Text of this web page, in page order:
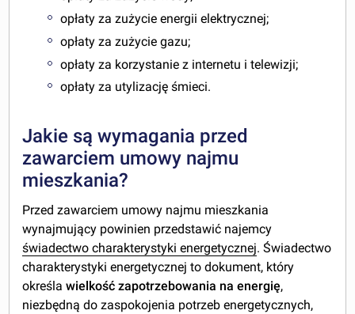
opłaty za zużycie energii elektrycznej;
opłaty za zużycie gazu;
opłaty za korzystanie z internetu i telewizji;
opłaty za utylizację śmieci.
Jakie są wymagania przed
zawarciem umowy najmu
mieszkania?
Przed zawarciem umowy najmu mieszkania
wynajmujący powinien przedstawić najemcy
świadectwo charakterystyki energetycznej. Świadectwo
charakterystyki energetycznej to dokument, który
określawielkość zapotrzebowania na energię,
niezbędną do zaspokojenia potrzeb energetycznych,